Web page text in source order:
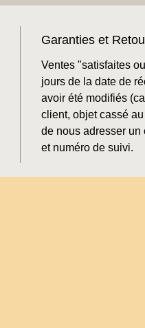
Garanties et
Ventes "satisfaites
jours de la date de
avoir été modifiés
client, objet cassé
de nous adresser
et numéro de suivi.